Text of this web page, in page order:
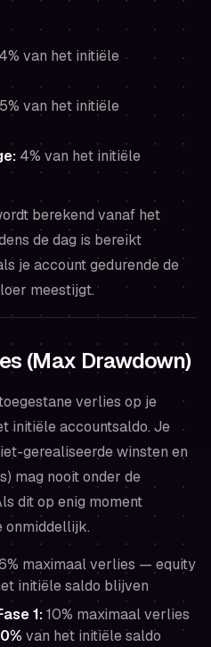
4% van het initiële
5% van het initiële
4% van het initiële
berekend vanaf het
de dag is bereikt
je account gedurende de
meestijgt.
(Max Drawdown)
verlies op je
initiële accountsaldo. Je
gerealiseerde winsten en
mag nooit onder de
dit op enig moment
onmiddellijk.
maximaal verlies — equity
initiële saldo blijven
1:10% maximaal verlies
van het initiële saldo